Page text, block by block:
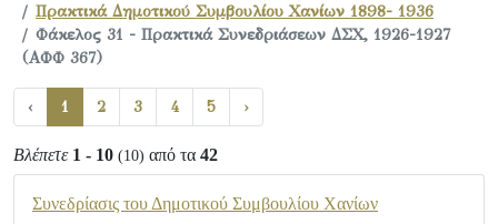
Πρακτικά Δημοτικού Συμβουλίου Χανίων 1898- 1936
Φάκελος 31 - Πρακτικά Συνεδριάσεων ΔΣΧ, 1926-1927
(ΑΦΦ 367)
‹ 1 2 3 4 5 ›
Βλέπετε 1 - 10 (10) από τα 42
Συνεδρίασις του Δημοτικού Συμβουλίου Χανίων